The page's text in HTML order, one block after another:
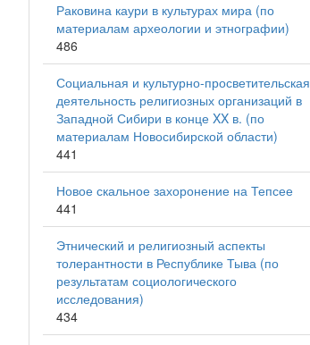
Раковина каури в культурах мира (по
материалам археологии и этнографии)
486
Социальная и культурно-просветительская
деятельность религиозных организаций в
Западной Сибири в конце XX в. (по
материалам Новосибирской области)
441
Новое скальное захоронение на Тепсее
441
Этнический и религиозный аспекты
толерантности в Республике Тыва (по
результатам социологического
исследования)
434